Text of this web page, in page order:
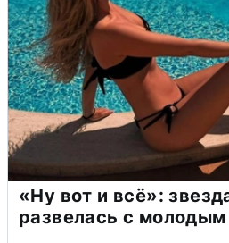
«Ну вот и всё»:
развелась с